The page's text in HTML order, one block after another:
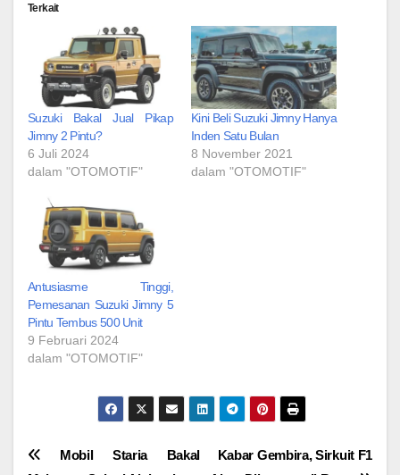
Terkait
Suzuki Bakal Jual Pikap
Jimny 2 Pintu?
6 Juli 2024
dalam "OTOMOTIF"
Kini Beli Suzuki Jimny Hanya
Inden Satu Bulan
8 November 2021
dalam "OTOMOTIF"
Antusiasme Tinggi,
Pemesanan Suzuki Jimny 5
Pintu Tembus 500 Unit
9 Februari 2024
dalam "OTOMOTIF"
Navigasi
Kabar Gembira, Sirkuit F1
Mobil Staria Bakal